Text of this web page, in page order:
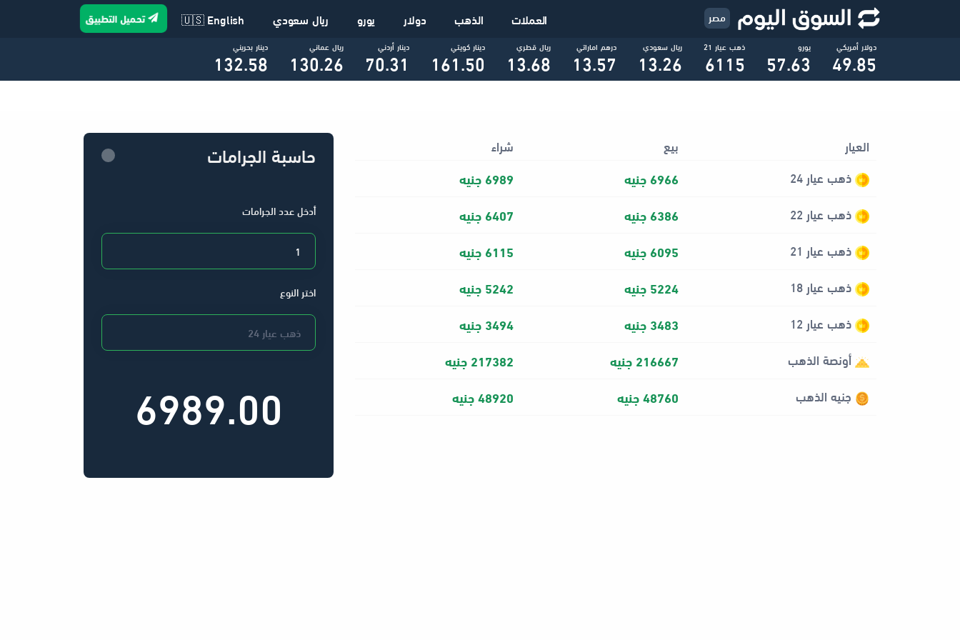
مصر العملات الذهب دولار يورو ريال سعودي 🇺🇸 English تحميل التطبيق
دولار أمريكي
49.85
يورو
57.63
ذهب عيار 21
6115
ريال سعودي
13.26
درهم اماراتي
13.57
ريال قطري
13.68
دينار كويتي
161.50
دينار أردني
70.31
ريال عماني
130.26
دينار بحريني
132.58
العيار بيع
شراء
ذهب عيار 24
6966 جنيه 6989 جنيه
ذهب عيار 22 6386 جنيه 6407 جنيه
ذهب عيار 21 6095 جنيه 6115 جنيه
ذهب عيار 18 5224 جنيه 5242 جنيه
ذهب عيار 12 3483 جنيه 3494 جنيه
أونصة الذهب 216667 جنيه 217382 جنيه
جنيه الذهب 48760 جنيه 48920 جنيه
حاسبة الجرامات
أدخل عدد الجرامات
اختر النوع
6989.00